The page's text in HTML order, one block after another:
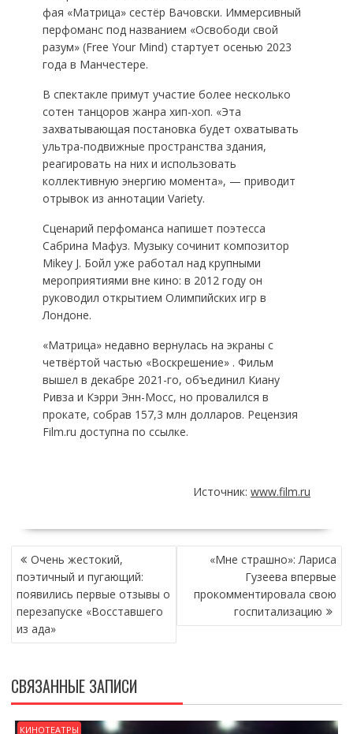
фая «Матрица» сестёр Вачовски. Иммерсивный
перфоманс под названием «Освободи свой
разум» (Free Your Mind) стартует осенью 2023
года в Манчестере.
В спектакле примут участие более несколько
сотен танцоров жанра хип-хоп. «Эта
захватывающая постановка будет охватывать
ультра-подвижные пространства здания,
реагировать на них и использовать
коллективную энергию момента», — приводит
отрывок из аннотации Variety.
Сценарий перфоманса напишет поэтесса
Сабрина Мафуз. Музыку сочинит композитор
Mikey J. Бойл уже работал над крупными
мероприятиями вне кино: в 2012 году он
руководил открытием Олимпийских игр в
Лондоне.
«Матрица» недавно вернулась на экраны с
четвёртой частью «Воскрешение» . Фильм
вышел в декабре 2021-го, объединил Киану
Ривза и Кэрри Энн-Мосс, но провалился в
прокате, собрав 157,3 млн долларов. Рецензия
Film.ru доступна по ссылке.
Источник:www.film.ru
НАВИГАЦИЯ
ПО
ЗАПИСЯМ
Очень жестокий,
поэтичный и пугающий:
появились первые отзывы о
перезапуске «Восставшего
из ада»
«Мне страшно»: Лариса
Гузеева впервые
прокомментировала свою
госпитализацию
СВЯЗАННЫЕ ЗАПИСИ
КИНОТЕАТРЫ